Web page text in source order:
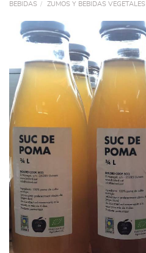
BEBIDAS ZUMOS Y BEBIDAS VEGETALES